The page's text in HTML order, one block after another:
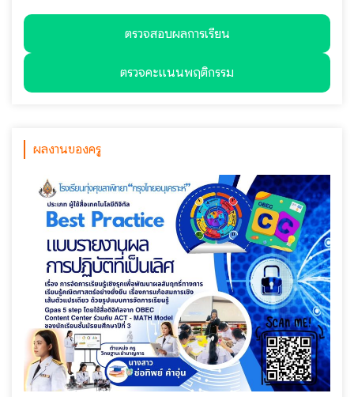
ตรวจสอบผลการเรียน
ตรวจคะแนนพฤติกรรม
ผลงานของครู